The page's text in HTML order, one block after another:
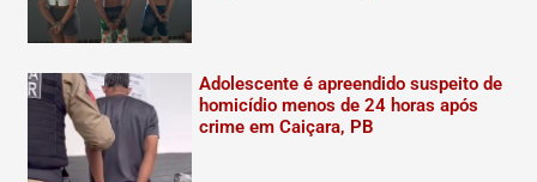
Adolescente é apreendido suspeito de
homicídio menos de 24 horas após
crime em Caiçara, PB